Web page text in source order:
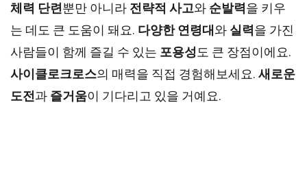
체력 단련 뿐만 아니라 전략적 사고와 순발력을 키우
는 데도 큰 도움이 돼요. 다양한 연령대 와 실력을 가진
사람들이 함께 즐길 수 있는 포용성 도 큰 장점이에요.
사이클로크로스의 매력을 직접 경험해보세요. 새로운
도전 과 즐거움이 기다리고 있을 거예요.